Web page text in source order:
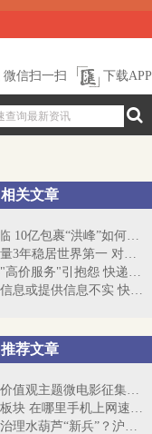
微信扫一扫 下载APP
相关文章
“双11”又将来临 10亿包裹“洪峰”如何疏解
我国快递业务量3年稳居世界第一 对全球快...
上海签证中心"高价服务"引抱怨 快递费要65元
拒不提供身份信息或提供信息不实 快递不...
推荐文章
社会主义核心价值观主题微电影征集展示活动
上海五大滨江板块 在哪里手机上网速度最快？
黑天鹅能否成治理水葫芦“新兵”？沪市容...